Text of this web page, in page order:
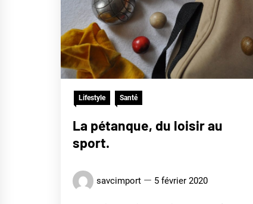
Lifestyle Santé
La pétanque, du loisir au
sport.
savcimport 5 février 2020